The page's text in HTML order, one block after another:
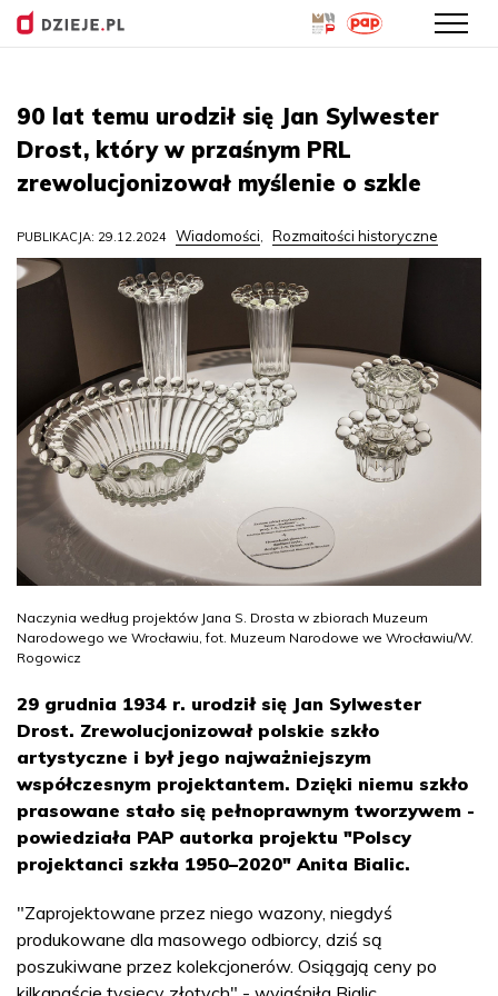
do
treści
90 lat temu urodził się Jan Sylwester
Drost, który w przaśnym PRL
zrewolucjonizował myślenie o szkle
PUBLIKACJA: 29.12.2024 Wiadomości, Rozmaitości historyczne
Naczynia według projektów Jana S. Drosta w zbiorach Muzeum
Narodowego we Wrocławiu, fot. Muzeum Narodowe we Wrocławiu/W.
Rogowicz
29 grudnia 1934 r. urodził się Jan Sylwester
Drost. Zrewolucjonizował polskie szkło
artystyczne i był jego najważniejszym
współczesnym projektantem. Dzięki niemu szkło
prasowane stało się pełnoprawnym tworzywem -
powiedziała PAP autorka projektu "Polscy
projektanci szkła 1950–2020" Anita Bialic.
"Zaprojektowane przez niego wazony, niegdyś
produkowane dla masowego odbiorcy, dziś są
poszukiwane przez kolekcjonerów. Osiągają ceny po